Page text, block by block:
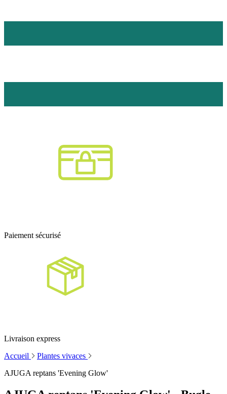
Paiement sécurisé
Livraison express
Accueil
Plantes vivaces
AJUGA reptans 'Evening Glow'